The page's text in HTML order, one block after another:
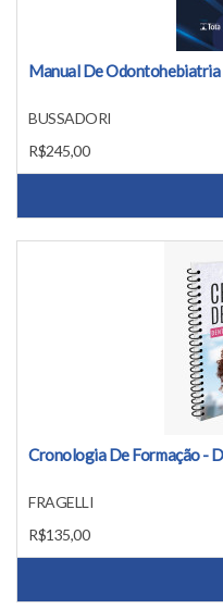
Manual De
BUSSADORI
R$245,00
Cronologia De Formação -
FRAGELLI
R$135,00